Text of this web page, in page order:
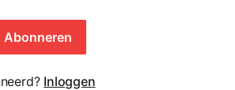
Abonneren
Inloggen